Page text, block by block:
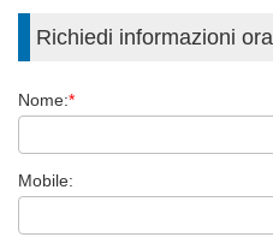
Richiedi informazioni ora
Nome:*
Mobile: